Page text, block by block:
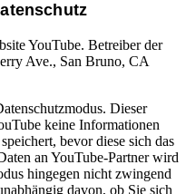
YouTube. Betreiber der
Ave., San Bruno, CA
Dieser
keine Informationen
bevor diese sich das
an YouTube-Partner wird
hingegen nicht zwingend
davon, ob Sie sich